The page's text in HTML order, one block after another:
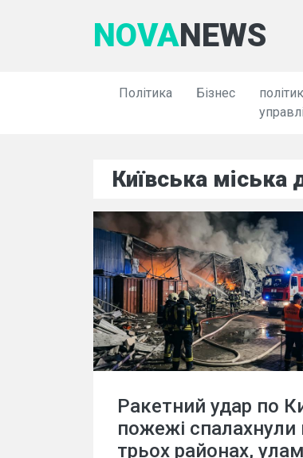
NOVANEWS
Політика Бізнес
Київська міська
Ракетний удар по
пожежі спалахнули
трьох районах,